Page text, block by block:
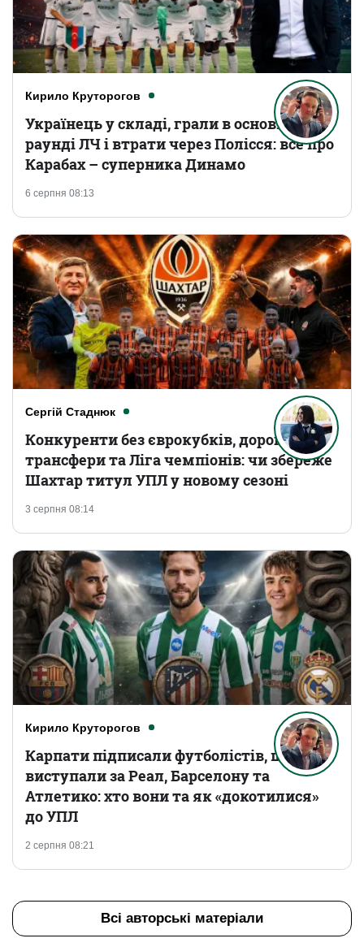
Кирило Круторогов
6 серпня 08:13
Українець у складі, грали в основному
раунді ЛЧ і втрати через Полісся: все про
Карабах – суперника Динамо
Сергій Стаднюк
3 серпня 08:14
Конкуренти без єврокубків, дорогі
трансфери та Ліга чемпіонів: чи збереже
Шахтар титул УПЛ у новому сезоні
Кирило Круторогов
2 серпня 08:21
Карпати підписали футболістів, що
виступали за Реал, Барселону та
Атлетико: хто вони та як «докотилися»
до УПЛ
Всі авторські матеріали